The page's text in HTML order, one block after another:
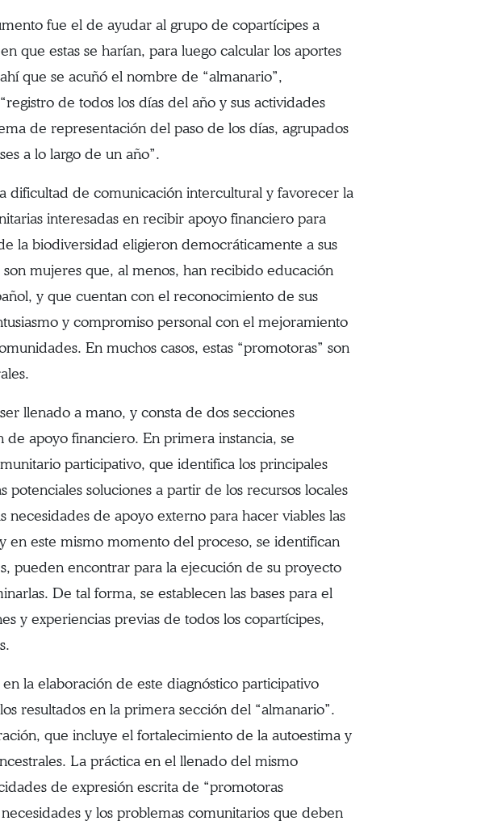
fue el de ayudar al grupo de copartícipes a
que estas se harían, para luego calcular los aportes
que se acuñó el nombre de “almanario”,
de todos los días del año y sus actividades
de representación del paso de los días, agrupados
a lo largo de un año”.
dificultad de comunicación intercultural y favorecer la
interesadas en recibir apoyo financiero para
la biodiversidad eligieron democráticamente a sus
son mujeres que, al menos, han recibido educación
y que cuentan con el reconocimiento de sus
y compromiso personal con el mejoramiento
En muchos casos, estas “promotoras” son
llenado a mano, y consta de dos secciones
de apoyo financiero. En primera instancia, se
participativo, que identifica los principales
soluciones a partir de los recursos locales
de apoyo externo para hacer viables las
en este mismo momento del proceso, se identifican
pueden encontrar para la ejecución de su proyecto
De tal forma, se establecen las bases para el
y experiencias previas de todos los copartícipes,
la elaboración de este diagnóstico participativo
resultados en la primera sección del “almanario”.
que incluye el fortalecimiento de la autoestima y
La práctica en el llenado del mismo
de expresión escrita de “promotoras
y los problemas comunitarios que deben